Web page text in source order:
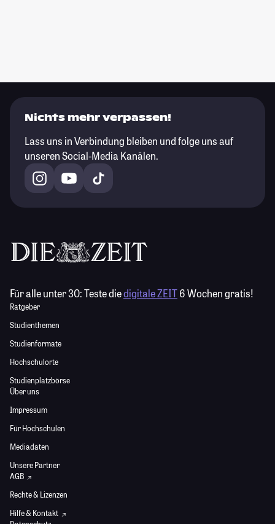
Nichts mehr verpassen!
Lass uns in Verbindung bleiben und folge uns auf
unseren Social-Media Kanälen.
Für alle unter 30:Teste diedigitale ZEIT6 Wochen gratis!
Ratgeber
Studienthemen
Studienformate
Hochschulorte
Studienplatzbörse
Über uns
Impressum
Für Hochschulen
Mediadaten
Unsere Partner
AGB
Rechte & Lizenzen
Hilfe & Kontakt